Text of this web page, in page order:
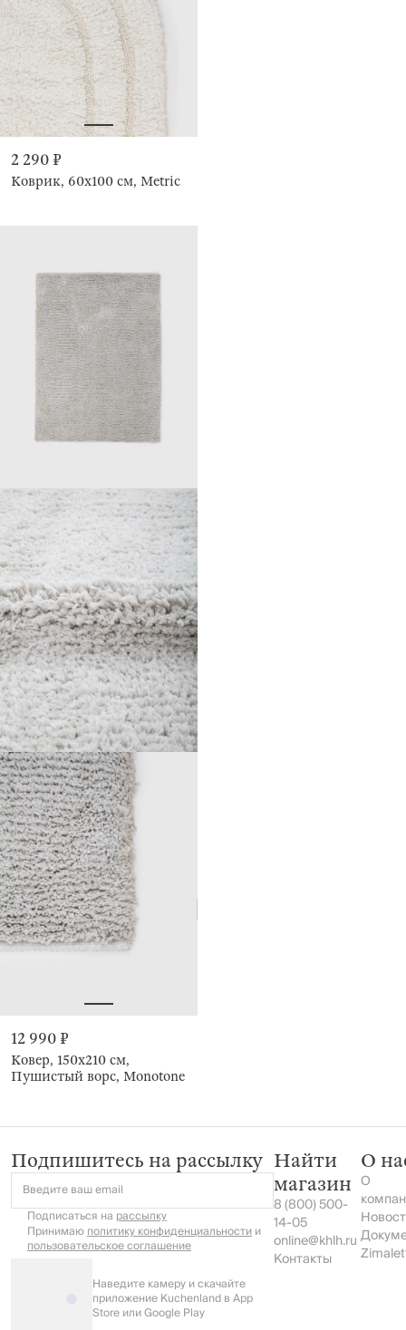
2 290 ₽
Коврик, 60x100 см, Metric
12 990 ₽
Ковер, 150х210 см,
Пушистый ворс, Monotone
Подпишитесь на рассылку
Введите ваш email
Подписаться на рассылку
Принимаюполитику конфиденциальностии
пользовательское соглашение
Наведите камеру и скачайте
приложение Kuchenland в App
Store или Google Play
Найти
магазин
8 (800) 500-
14-05
online@khlh.ru
Контакты
О
О